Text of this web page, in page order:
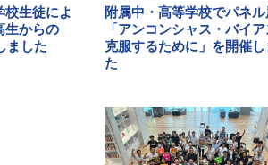
校生徒によ
生からの
ました
附属中・高等学校でパネル
「アンコンシャス・バイ
克服するために」を開催し
た